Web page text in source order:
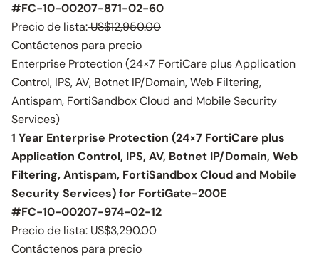
#FC-10-00207-871-02-60
Precio de lista:US$12,950.00
Contáctenos para precio
Enterprise Protection (24×7 FortiCare plus Application
Control, IPS, AV, Botnet IP/Domain, Web Filtering,
Antispam, FortiSandbox Cloud and Mobile Security
Services)
1 Year Enterprise Protection (24×7 FortiCare plus
Application Control, IPS, AV, Botnet IP/Domain, Web
Filtering, Antispam, FortiSandbox Cloud and Mobile
Security Services) for FortiGate-200E
#FC-10-00207-974-02-12
Precio de lista:US$3,290.00
Contáctenos para precio